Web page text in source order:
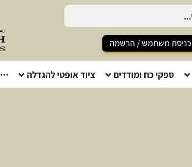
כניסת משתמש / הרשמה
ספקי כח ומודדים ציוד אופטי להגדלה ···